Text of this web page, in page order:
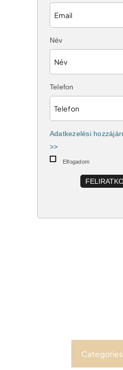
Név
Telefon
Adatkezelési
>>
Elfogadom